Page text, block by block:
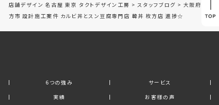
店舗デザイン 名古屋 東京 タクトデザイン工房 > スタッフブログ > 大阪府枚
方市 設計施工案件 カルビ丼とスン豆腐専門店 韓丼 枚方店 進捗☆
6つの強み
サービス
実績
お客様の声